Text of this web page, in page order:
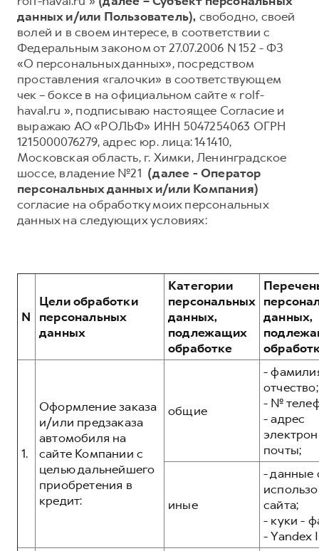
DARGO
от 3 199 000 ₽
DARGO X
от 3 499 000 ₽
от 3 599 000 ₽
POER
от 3 449 000 ₽
Тест-драйв
Трейд-ин
КРЕДИТ И СТРАХОВАНИЕ
Кредитный калькулятор
Страхование
Кредит
КОРПОРАТИВНЫМ КЛИЕНТАМ
Для малого бизнеса
Крупным корпоративным клиентам
Система управления автопарком
Сервис для корпоративных клиентов
Автомобильные аксессуары
Коллекция CITY
Коллекция Базовая
Коллекция Детская
СЕРВИСНОЕ ОБСЛУЖИВАНИЕ
Нулевое ТО
Программа «Помощь на дороге»
Регламенты технического обслуживания
Электронный ПТС
ПОДДЕРЖКА
GWM Безопасность
Гарантия HAVAL
Мобильное приложение GWM
Руководства по эксплуатации
Подписки
АКСЕССУАРЫ HAVAL
Коллекция Базовая
Коллекция Детская
О дилере
Наша команда
Контакты
данных и/или Пользователь), свободно, своей
волей и в своем интересе, в соответствии с
Федеральным законом от 27.07.2006 N 152 - ФЗ
«О персональных данных», посредством
проставления «галочки» в соответствующем
чек – боксе в на официальном сайте « rolf-
haval.ru », подписываю настоящее Согласие и
выражаю АО «РОЛЬФ» ИНН 5047254063 ОГРН
1215000076279, адрес юр. лица: 141410,
Московская область, г. Химки, Ленинградское
шоссе, владение №21 (далее - Оператор
персональных данных и/или Компания)
согласие на обработку моих персональных
данных на следующих условиях:
N
Цели обработки
персональных
данных
Категории
персональных
данных,
подлежащих
обработке
данных,
1.
Оформление заказа
и/или предзаказа
автомобиля на
сайте Компании с
целью дальнейшего
приобретения в
кредит:
общие
-
отчество;
- №
- адрес
почты;
иные
- данные
сайта;
- куки -
- Yandex